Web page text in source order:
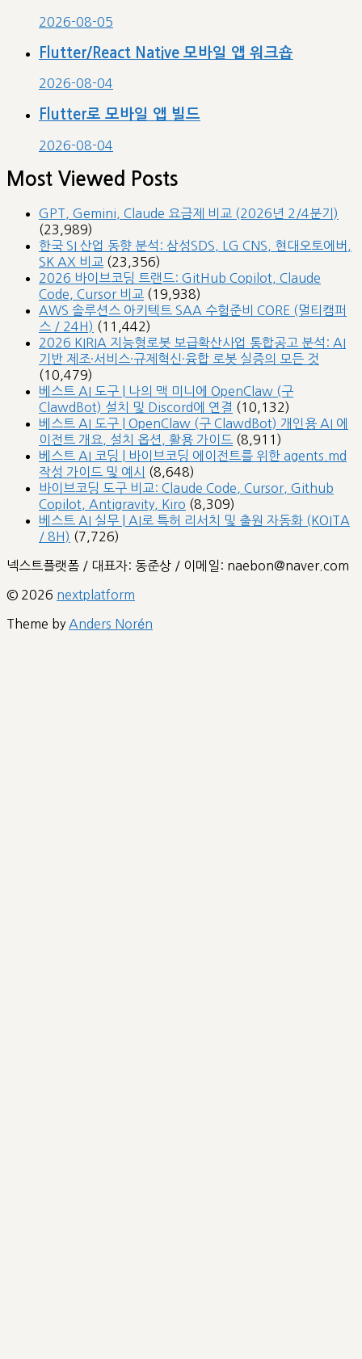
2026-08-05
Flutter/React Native 모바일 앱 워크숍
2026-08-04
Flutter로 모바일 앱 빌드
2026-08-04
Most Viewed Posts
GPT, Gemini, Claude 요금제 비교 (2026년 2/4분기)
(23,989)
한국 SI 산업 동향 분석: 삼성SDS, LG CNS, 현대오토에버,
SK AX 비교 (23,356)
2026 바이브코딩 트랜드: GitHub Copilot, Claude
Code, Cursor 비교 (19,938)
AWS 솔루션스 아키텍트 SAA 수험준비 CORE (멀티캠퍼
스 / 24H) (11,442)
2026 KIRIA 지능형로봇 보급확산사업 통합공고 분석: AI
기반 제조·서비스·규제혁신·융합 로봇 실증의 모든 것
(10,479)
베스트 AI 도구 | 나의 맥 미니에 OpenClaw (구
ClawdBot) 설치 및 Discord에 연결 (10,132)
베스트 AI 도구 | OpenClaw (구 ClawdBot) 개인용 AI 에
이전트 개요, 설치 옵션, 활용 가이드 (8,911)
베스트 AI 코딩 | 바이브코딩 에이전트를 위한 agents.md
작성 가이드 및 예시
(8,648)
바이브코딩 도구 비교: Claude Code, Cursor, Github
Copilot, Antigravity, Kiro (8,309)
베스트 AI 실무 | AI로 특허 리서치 및 출원 자동화 (KOITA
/ 8H) (7,726)
넥스트플랫폼 / 대표자: 동준상 / 이메일: naebon@naver.com
© 2026 nextplatform
Theme by Anders Norén